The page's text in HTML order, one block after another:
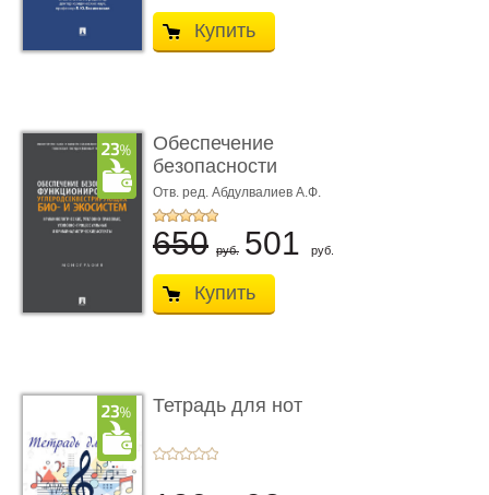
Купить
Обеспечение
безопасности
функционирования уг
...
Отв. ред. Абдулвалиев А.Ф.
650 руб. 501 руб.
Купить
Тетрадь для нот